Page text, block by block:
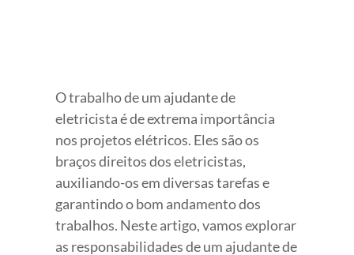
O trabalho de um ajudante de
eletricista é de extrema importância
nos projetos elétricos. Eles são os
braços direitos dos eletricistas,
auxiliando-os em diversas tarefas e
garantindo o bom andamento dos
trabalhos. Neste artigo, vamos explorar
as responsabilidades de um ajudante de